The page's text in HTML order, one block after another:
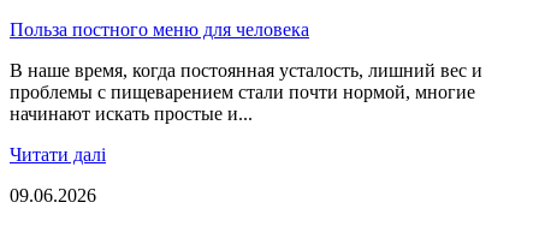
Польза постного меню для человека
В наше время, когда постоянная усталость, лишний вес и
проблемы с пищеварением стали почти нормой, многие
начинают искать простые и...
Читати далі
09.06.2026